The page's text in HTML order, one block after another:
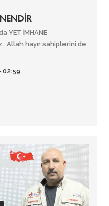
YETİMHANE
Allah hayır sahiplerini de
02:59